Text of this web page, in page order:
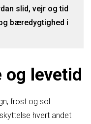
slid, vejr og tid
bæredygtighed i
og levetid
frost og sol.
hvert andet